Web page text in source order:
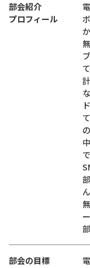
部会紹介
プロフィール
部会の目標